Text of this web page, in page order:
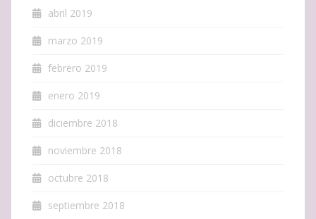
abril 2019
marzo 2019
febrero 2019
enero 2019
diciembre 2018
noviembre 2018
octubre 2018
septiembre 2018